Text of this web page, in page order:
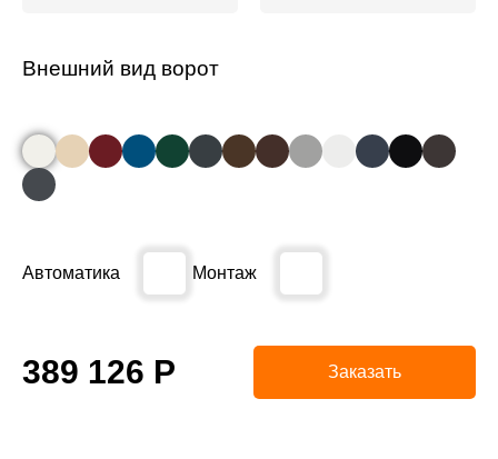
Внешний вид ворот
Автоматика Монтаж
389 126 Р Заказать